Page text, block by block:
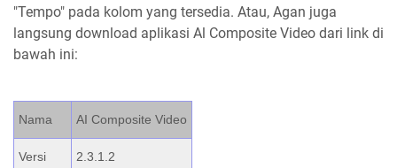
"Tempo" pada kolom yang tersedia. Atau, Agan juga
langsung download aplikasi Al Composite Video dari link di
bawah ini:
Nama AI Composite Video
Versi 2.3.1.2